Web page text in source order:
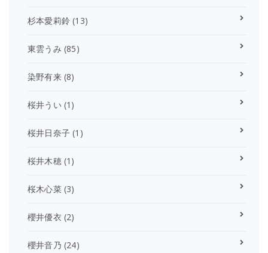
杉本愛莉鈴 (13)
東雲うみ (85)
染野有来(8)
桜井うい (1)
桜井日奈子 (1)
桜井木穂(1)
桜木心菜(3)
櫻井優衣 (2)
櫻井音乃 (24)